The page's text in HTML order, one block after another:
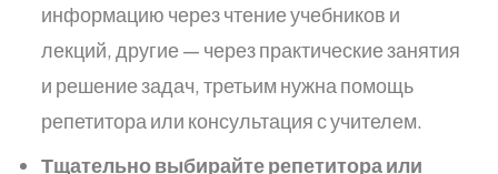
информацию через чтение учебников и
лекций, другие — через практические занятия
и решение задач, третьим нужна помощь
репетитора или консультация с учителем.
Тщательно выбирайте репетитора или